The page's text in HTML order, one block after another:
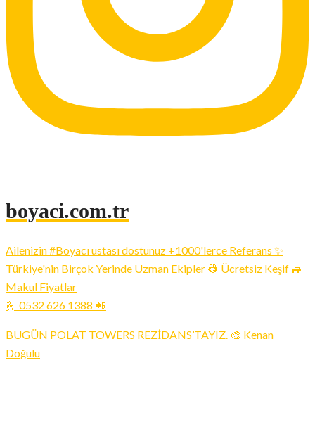
boyaci.com.tr
Ailenizin #Boyacı ustası dostunuz +1000'lerce Referans ✨
Türkiye'nin Birçok Yerinde Uzman Ekipler 👷 Ücretsiz Keşif 🚙
Makul Fiyatlar
🫰 0532 626 1388 📲
BUGÜN POLAT TOWERS REZİDANS’TAYIZ. 🎨 Kenan
Doğulu